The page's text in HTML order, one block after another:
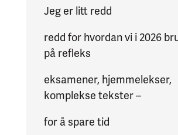
Jeg er litt redd
redd for hvordan vi i 2026
på refleks
eksamener, hjemmelekser,
komplekse tekster –
for å spare tid